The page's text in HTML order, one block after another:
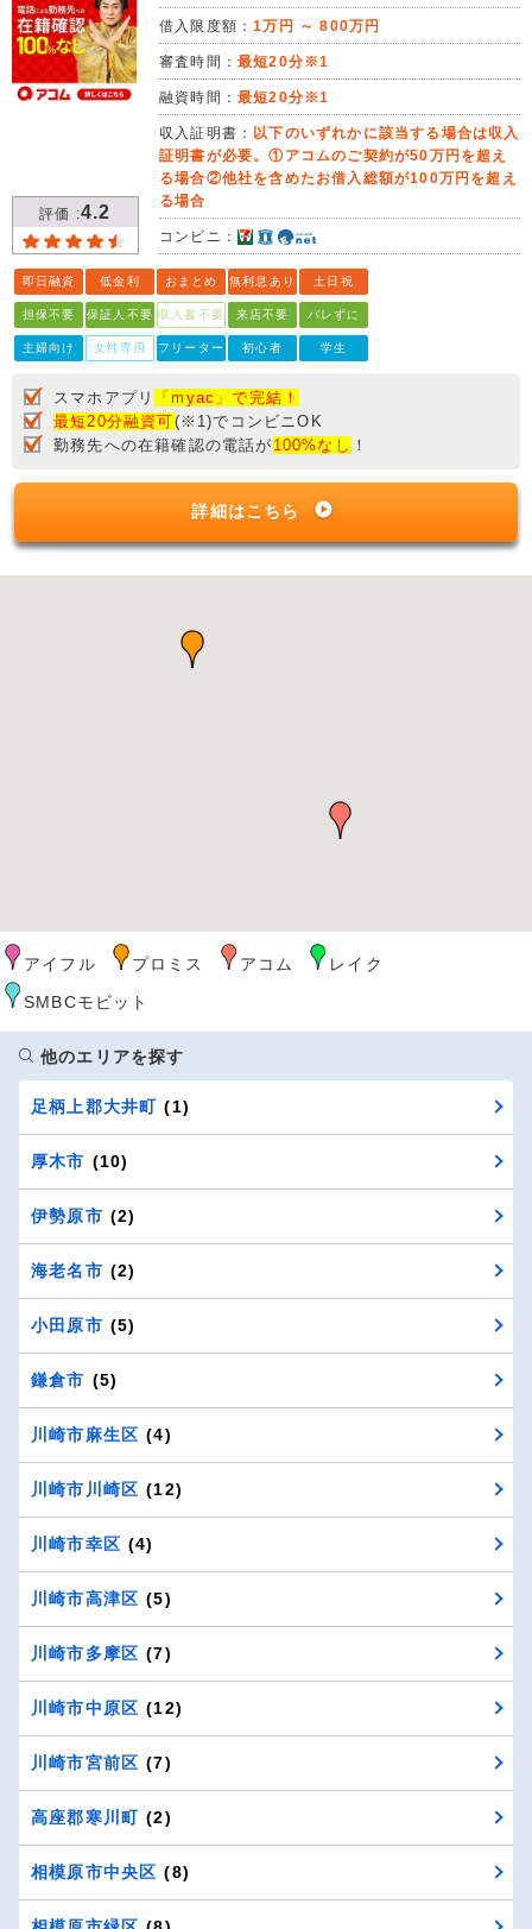
評価 :4.2
借入限度額：1万円 ～ 800万円
審査時間： 最短20分※1
融資時間： 最短20分※1
収入証明書： 以下のいずれかに該当する場合は収入
証明書が必要。①アコムのご契約が50万円を超え
る場合②他社を含めたお借入総額が100万円を超え
る場合
コンビニ：
即日融資 低金利 おまとめ 無利息あり 土日祝
担保不要 保証人不要 収入書不要 来店不要 バレずに
主婦向け 女性専用 フリーター 初心者 学生
スマホアプリ
「myac」で完結！
最短20分融資可(※1)でコンビニOK
勤務先への在籍確認の電話が 100%なし ！
詳細はこちら
アイフル プロミス アコム
レイク
SMBCモビット
他のエリアを探す
足柄上郡大井町 (1)
厚木市 (10)
伊勢原市 (2)
海老名市 (2)
小田原市 (5)
鎌倉市 (5)
川崎市麻生区 (4)
川崎市川崎区 (12)
川崎市幸区 (4)
川崎市高津区 (5)
川崎市多摩区 (7)
川崎市中原区 (12)
川崎市宮前区 (7)
高座郡寒川町 (2)
相模原市中央区 (8)